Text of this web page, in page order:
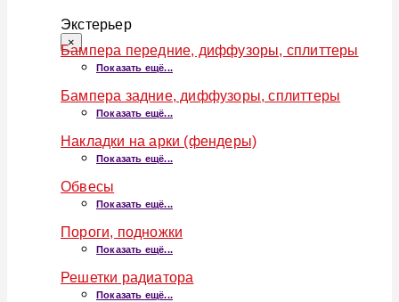
Экстерьер
×
Бампера передние, диффузоры, сплиттеры
Показать ещё...
Бампера задние, диффузоры, сплиттеры
Показать ещё...
Накладки на арки (фендеры)
Показать ещё...
Обвесы
Показать ещё...
Пороги, подножки
Показать ещё...
Решетки радиатора
Показать ещё...